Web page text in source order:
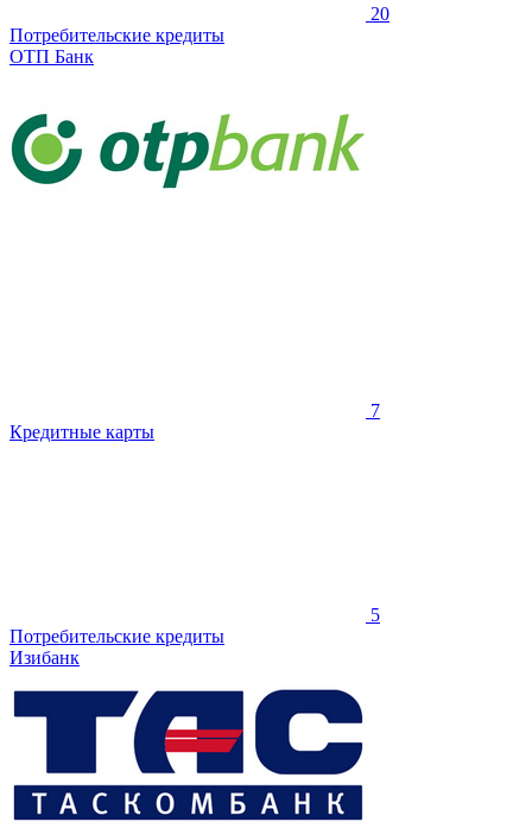
20
Потребительские кредиты
ОТП Банк
7
Кредитные карты
5
Потребительские кредиты
Изибанк